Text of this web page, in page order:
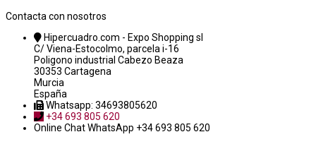
Contacta con nosotros
Hipercuadro.com - Expo Shopping sl
C/ Viena-Estocolmo, parcela i-16
Poligono industrial Cabezo Beaza
30353 Cartagena
Murcia
España
Whatsapp: 34693805620
+34 693 805 620
Online ChatWhatsApp +34 693 805 620